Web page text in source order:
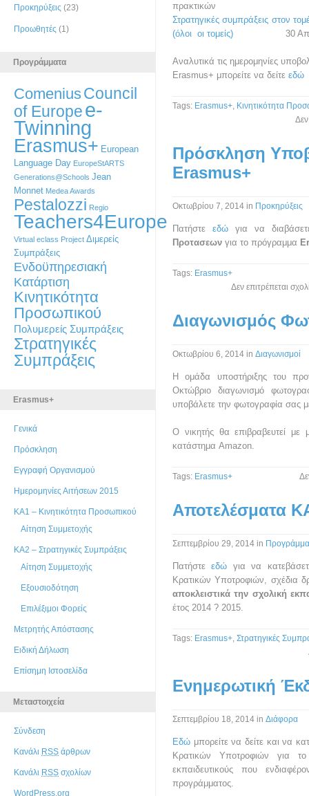
Προκηρύξεις (23)
Προωθητές (1)
Προγράμματα
ComeniusCouncil
of Europee-
Twinning
Erasmus+ European
Language Day EuropeStARTS
Generations@Schools Jean
Monnet Medea Awards
Pestalozzi Regio
Teachers4Europe
Virtual eclass Project Διμερείς
Συμπράξεις
Ενδοϋπηρεσιακή
Κατάρτιση
Κινητικότητα
Προσωπικού
Πολυμερείς Συμπράξεις
Στρατηγικές
Συμπράξεις
Erasmus+
Γενικά
Πρόσκληση
Εγγραφή Οργανισμού
Ημερομηνίες Αιτήσεων 2015
ΚΑ1 – Κινητικότητα Προσωπικού
Αίτηση Συμμετοχής
ΚΑ2 – Στρατηγικές Συμπράξεις
Αίτηση Συμμετοχής
Εξουσιοδότηση
Επιλέξιμοι Φορείς
Μετρητής Απόστασης
Ειδική Δήλωση
Επίσημη Ιστοσελίδα
Μεταστοιχεία
Σύνδεση
Κανάλι RSS άρθρων
Κανάλι RSS σχολίων
WordPress.org
πρακτικών
Στρατηγικές συμπράξεις στον
(όλοι οι τομείς) 30
Αναλυτικά τις ημερομηνίες
Erasmus+ μπορείτε να δείτε εδώ
Tags: Erasmus+, Κινητικότητα
Πρόσκληση
Erasmus+
Οκτωβρίου 7, 2014 in Προκηρύξεις
Πατήστε εδώγια να
Προτασεων για το πρόγραμμα
Tags: Erasmus+
Δεν επιτρέπεται
Διαγωνισμός
Οκτωβρίου 6, 2014 in Διαγωνισμοί
Η ομάδα υποστήριξης του
Οκτώβριο διαγωνισμό
υποβάλετε την φωτογραφία σας
Ο νικητής θα επιβραβευτεί με
κατάστημα Amazon.
Tags: Erasmus+
Αποτελέσματα
Σεπτεμβρίου 29, 2014 in
Πατήστεεδώ για να
Κρατικών Υποτροφιών, σχέδια
αποκλειστικά την σχολική
έτος 2014 ? 2015.
Tags: Erasmus+, Στρατηγικές
Ενημερωτική
Σεπτεμβρίου 18, 2014 in Διάφορα
Εδώ μπορείτε να δείτε και να
Κρατικών Υποτροφιών για
εκπαιδευτικούς που
προγράμματος.